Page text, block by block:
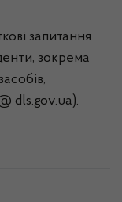
запитання
зокрема
dls.gov.ua).